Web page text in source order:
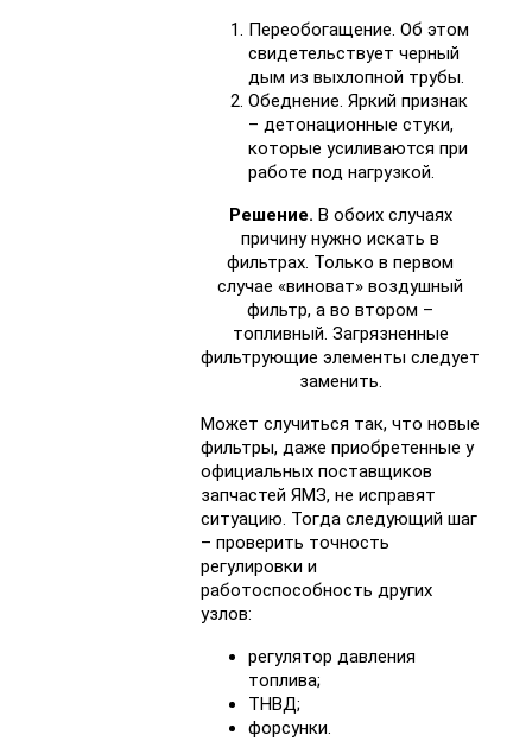
Переобогащение. Об этом
свидетельствует черный
дым из выхлопной трубы.
Обеднение. Яркий признак
– детонационные стуки,
которые усиливаются при
работе под нагрузкой.
Решение. В обоих случаях
причину нужно искать в
фильтрах. Только в первом
случае «виноват» воздушный
фильтр, а во втором –
топливный. Загрязненные
фильтрующие элементы следует
заменить.
Может случиться так, что новые
фильтры, даже приобретенные у
официальных поставщиков
запчастей ЯМЗ, не исправят
ситуацию. Тогда следующий шаг
– проверить точность
регулировки и
работоспособность других
узлов:
регулятор давления
топлива;
ТНВД;
форсунки.